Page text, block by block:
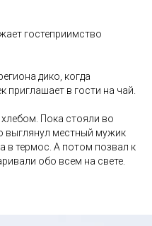
гостеприимство
дико, когда
в гости на чай.
Пока стояли во
выглянул местный мужик
в термос. А потом позвал к
обо всем на свете.